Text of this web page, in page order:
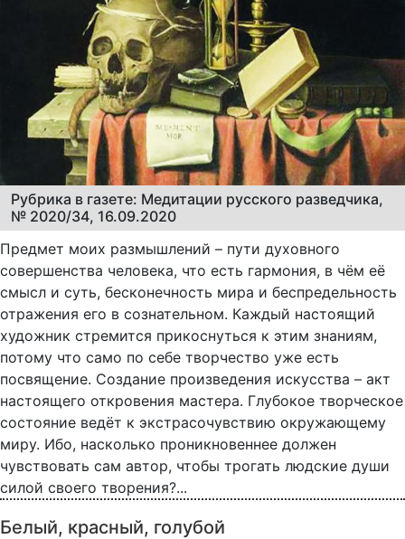
Рубрика в газете: Медитации русского разведчика,
№ 2020/34, 16.09.2020
Предмет моих размышлений – пути духовного
совершенства человека, что есть гармония, в чём её
смысл и суть, бесконечность мира и беспредельность
отражения его в сознательном. Каждый настоящий
художник стремится прикоснуться к этим знаниям,
потому что само по себе творчество уже есть
посвящение. Создание произведения искусства – акт
настоящего откровения мастера. Глубокое творческое
состояние ведёт к экстрасочувствию окружающему
миру. Ибо, насколько проникновеннее должен
чувствовать сам автор, чтобы трогать людские души
силой своего творения?...
Белый, красный, голубой